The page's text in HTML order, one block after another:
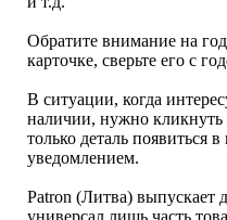
Обратите внимание на
карточке, сверьте его с
В ситуации, когда
наличии, нужно
только деталь появиться
уведомлением.
Patron (Литва) выпускает